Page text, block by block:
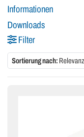
Informationen
Downloads
Filter
Sortierung nach: Relevanz